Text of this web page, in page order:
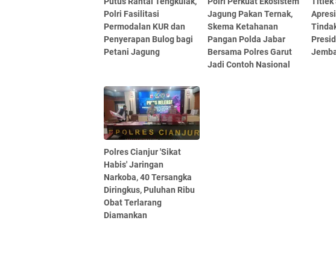
Polri Fasilitasi
Permodalan KUR dan
Penyerapan Bulog bagi
Petani Jagung
Jagung Pakan Ternak,
Skema Ketahanan
Pangan Polda Jabar
Bersama Polres Garut
Jadi Contoh Nasional
Polres Cianjur 'Sikat
Habis' Jaringan
Narkoba, 40 Tersangka
Diringkus, Puluhan Ribu
Obat Terlarang
Diamankan